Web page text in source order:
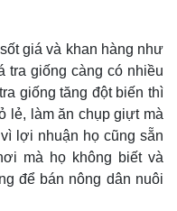
giá và khan hàng như
tra giống càng có nhiều
giống tăng đột biến thì
lẻ, làm ăn chụp giựt mà
lợi nhuận họ cũng sẵn
mà họ không biết và
để bán nông dân nuôi